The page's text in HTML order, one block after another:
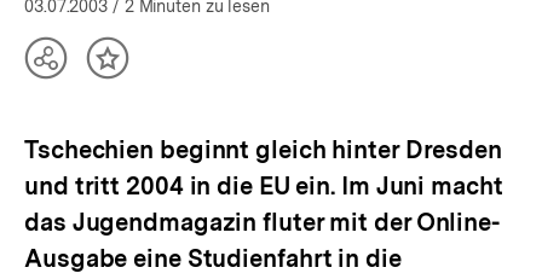
03.07.2003 / 2 Minuten zu lesen
TeilenInhalt
Tschechien beginnt gleich hinter Dresden
und tritt 2004 in die EU ein. Im Juni macht
das Jugendmagazin fluter mit der Online-
Ausgabe eine Studienfahrt in die